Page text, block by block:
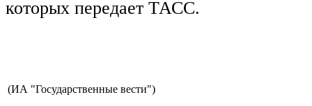
которых передает ТАСС.
(ИА "Государственные вести")